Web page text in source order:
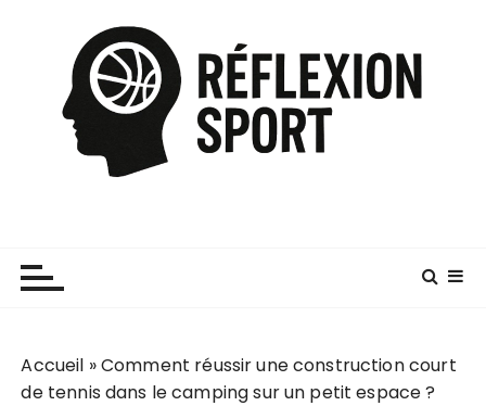
Accueil »Comment réussir une construction court
de tennis dans le camping sur un petit espace ?